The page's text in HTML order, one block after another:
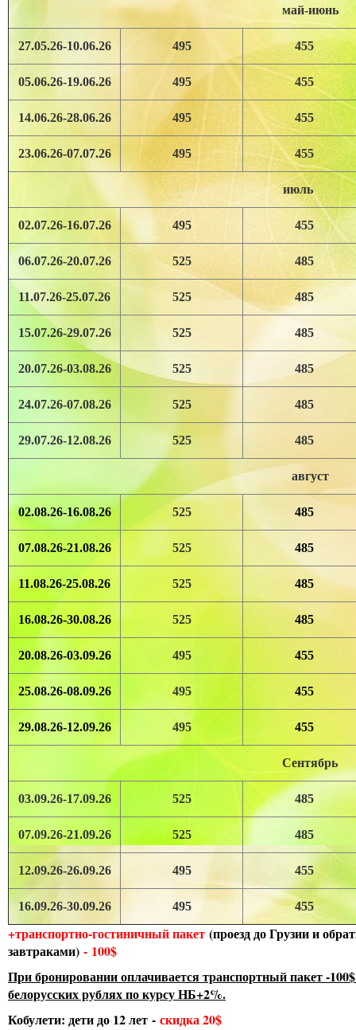
май-июнь
27.05.26-10.06.26 495 455
05.06.26-19.06.26 495 455
14.06.26-28.06.26 495 455
23.06.26-07.07.26 495 455
июль
02.07.26-16.07.26 495 455
06.07.26-20.07.26 525 485
11.07.26-25.07.26 525 485
15.07.26-29.07.26 525 485
20.07.26-03.08.26 525 485
24.07.26-07.08.26 525 485
29.07.26-12.08.26 525 485
август
02.08.26-16.08.26 525 485
07.08.26-21.08.26 525 485
11.08.26-25.08.26 525 485
16.08.26-30.08.26 525 485
20.08.26-03.09.26 495 455
25.08.26-08.09.26 495 455
29.08.26-12.09.26 495 455
Сентябрь
03.09.26-17.09.26 525 485
07.09.26-21.09.26 525 485
12.09.26-26.09.26 495 455
16.09.26-30.09.26 495 455
+транспортно-гостиничный пакет (проезд до Грузии и
завтраками) - 100$
При бронировании оплачивается транспортный пакет -100$
белорусских рублях по курсу НБ+2%.
Кобулети: дети до 12 лет - скидка 20$